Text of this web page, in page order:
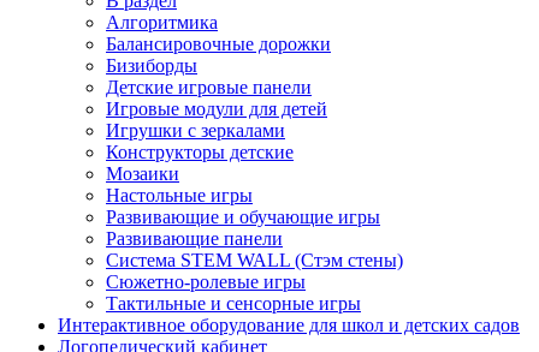
Алгоритмика
Балансировочные дорожки
Бизиборды
Детские игровые панели
Игровые модули для детей
Игрушки с зеркалами
Конструкторы детские
Мозаики
Настольные игры
Развивающие и обучающие игры
Развивающие панели
Система STEM WALL (Cтэм стены)
Сюжетно-ролевые игры
Тактильные и сенсорные игры
Интерактивное оборудование для школ и детских садов
Логопедический кабинет